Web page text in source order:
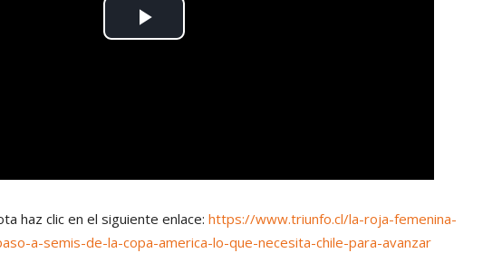
haz clic en el siguiente enlace: https://www.triunfo.cl/la-roja-femenina-
a-semis-de-la-copa-america-lo-que-necesita-chile-para-avanzar